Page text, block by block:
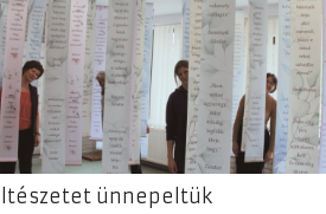
ünnepeltük